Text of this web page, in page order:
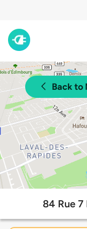
Back to
84 Rue 7